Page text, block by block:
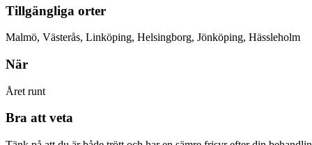
Tillgängliga orter
Malmö, Västerås, Linköping, Helsingborg, Jönköping, Hässleholm
När
Året runt
Bra att veta